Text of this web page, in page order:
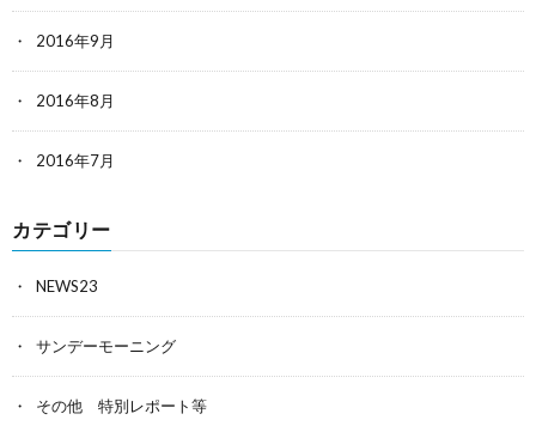
2016年9月
2016年8月
2016年7月
カテゴリー
NEWS23
サンデーモーニング
その他 特別レポート等